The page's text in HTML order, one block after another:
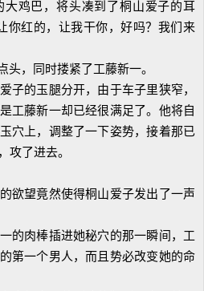
鸡巴，将头凑到了桐山爱子的耳
你红的，让我干你，好吗？我们来
同时搂紧了工藤新一。
的玉腿分开，由于车子里狭窄，
工藤新一却已经很满足了。他将自
穴上，调整了一下姿势，接着那已
攻了进去。
望竟然使得桐山爱子发出了一声
肉棒插进她秘穴的那一瞬间，工
第一个男人，而且势必改变她的命